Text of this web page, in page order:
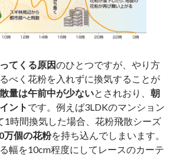
てくる原因のひとつですが、やり方
べく花粉を入れずに換気することが
量は午前中が少ないとされおり、 朝
ント です。例えば3LDKのマンション
1時間換気した場合、花粉飛散シーズ
万個の花粉を持ち込んでしまいます。
幅を10cm程度にしてレースのカーテ